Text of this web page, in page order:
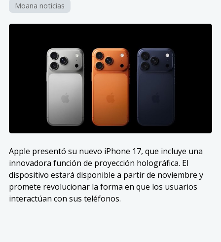
Moana noticias
Apple presentó su nuevo iPhone 17, que incluye una
innovadora función de proyección holográfica. El
dispositivo estará disponible a partir de noviembre y
promete revolucionar la forma en que los usuarios
interactúan con sus teléfonos.